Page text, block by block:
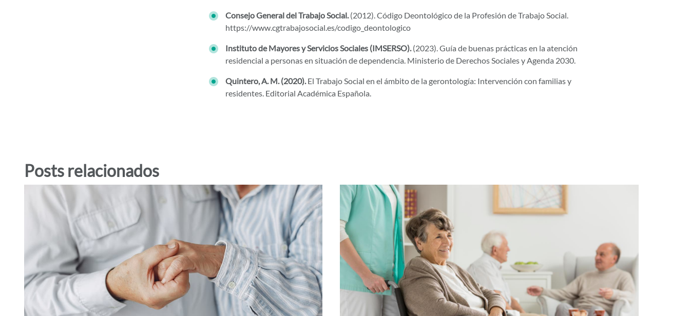
Consejo General del Trabajo Social.(2012). Código Deontológico de la Profesión de Trabajo Social.
https://www.cgtrabajosocial.es/codigo_deontologico
Instituto de Mayores y Servicios Sociales (IMSERSO).(2023). Guía de buenas prácticas en la atención
residencial a personas en situación de dependencia. Ministerio de Derechos Sociales y Agenda 2030.
Quintero, A. M. (2020).El Trabajo Social en el ámbito de la gerontología: Intervención con familias y
residentes. Editorial Académica Española.
Posts relacionados